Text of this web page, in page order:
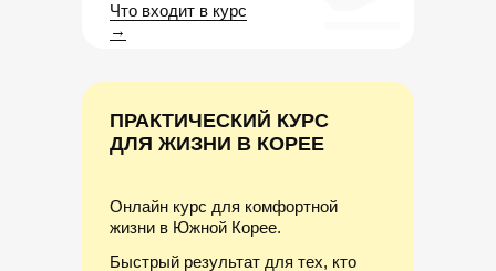
Что входит в курс
→
ПРАКТИЧЕСКИЙ КУРС
ДЛЯ ЖИЗНИ В КОРЕЕ
Онлайн курс для комфортной
жизни в Южной Корее.
Быстрый результат для тех, кто